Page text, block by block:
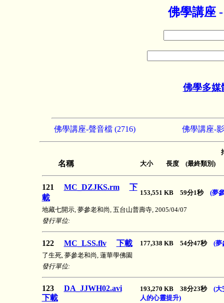
佛學講座
佛學多媒
佛學講座-聲音檔 (2716) 佛學講座-
名稱 大小 長度 (最終類別)
121 MC_DZJKS.rm
下
載
153,551 KB 59分1秒 (夢
地藏七開示, 夢參老和尚, 五台山普壽寺, 2005/04/07
發行單位:
122 MC_LSS.flv 下載 177,338 KB 54分47秒 (夢
了生死, 夢參老和尚, 蓮華學佛園
發行單位:
123 DA_JJWH02.avi
下載
193,270 KB 38分23秒 (大
人的心靈提升)